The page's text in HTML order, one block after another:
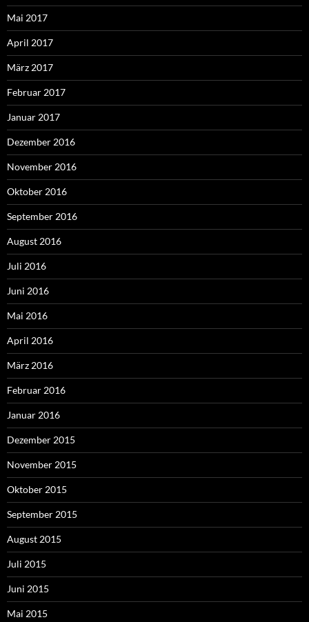
Mai 2017
April 2017
März 2017
Februar 2017
Januar 2017
Dezember 2016
November 2016
Oktober 2016
September 2016
August 2016
Juli 2016
Juni 2016
Mai 2016
April 2016
März 2016
Februar 2016
Januar 2016
Dezember 2015
November 2015
Oktober 2015
September 2015
August 2015
Juli 2015
Juni 2015
Mai 2015